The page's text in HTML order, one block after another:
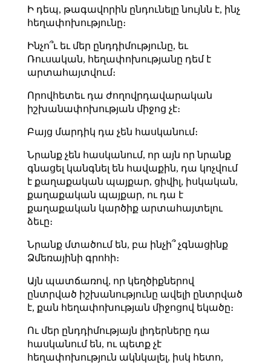
Ի դեպ, թագավորին ընդունելը նույնն է, ինչ
հեղափոխությունը։
Ինչո՞ւ եւ մեր ընդդիմությունը, եւ
Ռուսական, հեղափոխությանը դեմ է
արտահայտվում։
Որովհետեւ դա ժողովրդավարական
իշխանափոխության միջոց չէ։
Բայց մարդիկ դա չեն հասկանում։
Նրանք չեն հասկանում, որ այն որ նրանք
գնացել կանգնել են հավաքին, դա կոչվում
է քաղաքական պայքար, ցիվիլ, իսկական,
քաղաքական պայքար, ու դա է
քաղաքական կարծիք արտահայտելու
ձեւը։
Նրանք մտածում են, բա ինչի՞ չգնացինք
Ձմեռայինի գրոհի։
Այն պատճառով, որ կեղծիքներով
ընտրված իշխանությունը ավելի ընտրված
է, քան հեղափոխության միջոցով եկածը։
Ու մեր ընդդիմությայն լիդերները դա
հասկանում են, ու պետք չէ
հեղափոխություն ակնկալել, իսկ հետո,